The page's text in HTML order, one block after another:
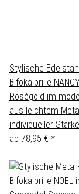
Stylische
Bifokalbrille
Roségold im
aus leichtem
individueller Stärke
ab 78,95 € *